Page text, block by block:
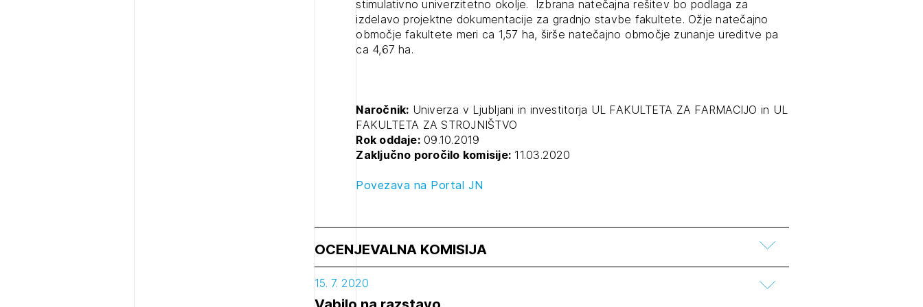
stimulativno univerzitetno okolje. Izbrana natečajna rešitev bo podlaga za
izdelavo projektne dokumentacije za gradnjo stavbe fakultete. Ožje natečajno
območje fakultete meri ca 1,57 ha, širše natečajno območje zunanje ureditve pa
ca 4,67 ha.
Naročnik: Univerza v Ljubljani in investitorja UL FAKULTETA ZA FARMACIJO in UL
FAKULTETA ZA STROJNIŠTVO
Rok oddaje:09.10.2019
Zaključno poročilo komisije: 11.03.2020
Povezava na Portal JN
OCENJEVALNA KOMISIJA
15. 7. 2020